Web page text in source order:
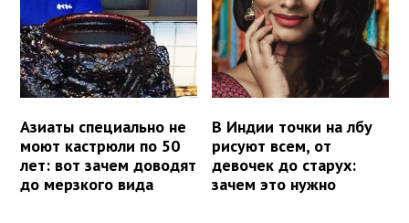
Азиаты специально не
моют кастрюли по 50
лет: вот зачем доводят
до мерзкого вида
В Индии точки на лбу
рисуют всем, от
девочек до старух:
зачем это нужно